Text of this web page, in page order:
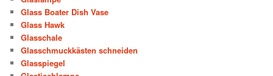
Glass Boater Dish Vase
Glass Hawk
Glasschale
Glasschmuckkästen schneiden
Glasspiegel